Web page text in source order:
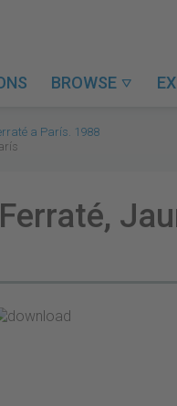
BROWSE 
a París. 1988